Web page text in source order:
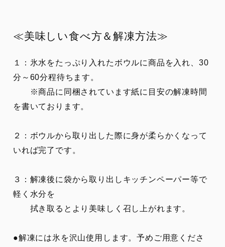
≪美味しい食べ方＆解凍方法≫
１：氷水をたっぷり入れたボウルに商品を入れ、30
分～60分程待ちます。
※商品に同梱されています紙に目安の解凍時間
を書いております。
２：ボウルから取り出した際に身が柔らかくなって
いれば完了です。
３：解凍後に袋から取り出しキッチンペーパー等で
軽く水分を
拭き取るとより美味しく召し上がれます。
●解凍には氷を沢山使用します。予めご用意くださ